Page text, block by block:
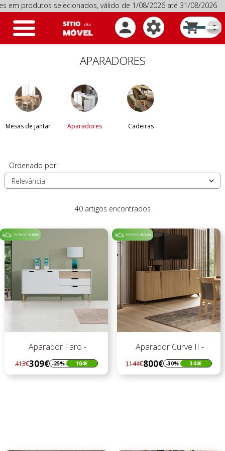
selecionados, válido de 1/08/2026 até 31/08/2026
Toggle
navigation 0
APARADORES
Mesas de jantar Aparadores Cadeiras
Ordenado por:
40 artigos encontrados
Aparador Faro -
Regular
preço
413€309€
Preço -25% 104€
Aparador Curve II -
Regular
preço
1144€800€
Preço -30% 344€